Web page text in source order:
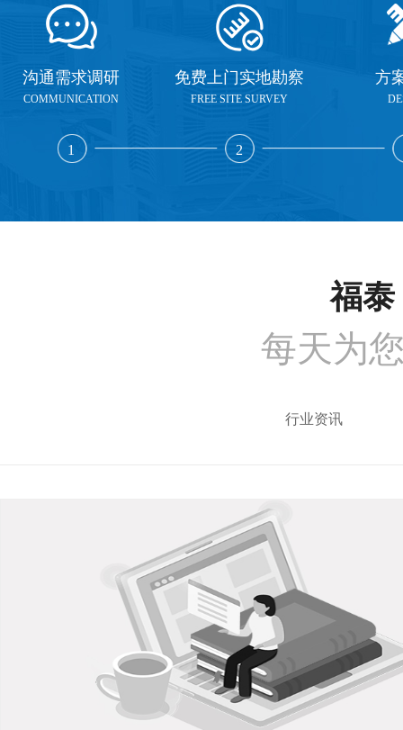
沟通需求调研
COMMUNICATION
1
免费上门实地勘察
FREE SITE SURVEY
2
方
福泰
每天为
行业资讯